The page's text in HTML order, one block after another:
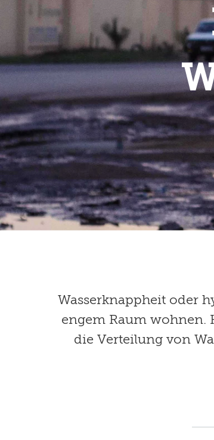
Wasserknappheit oder
engem Raum wohnen.
die Verteilung von